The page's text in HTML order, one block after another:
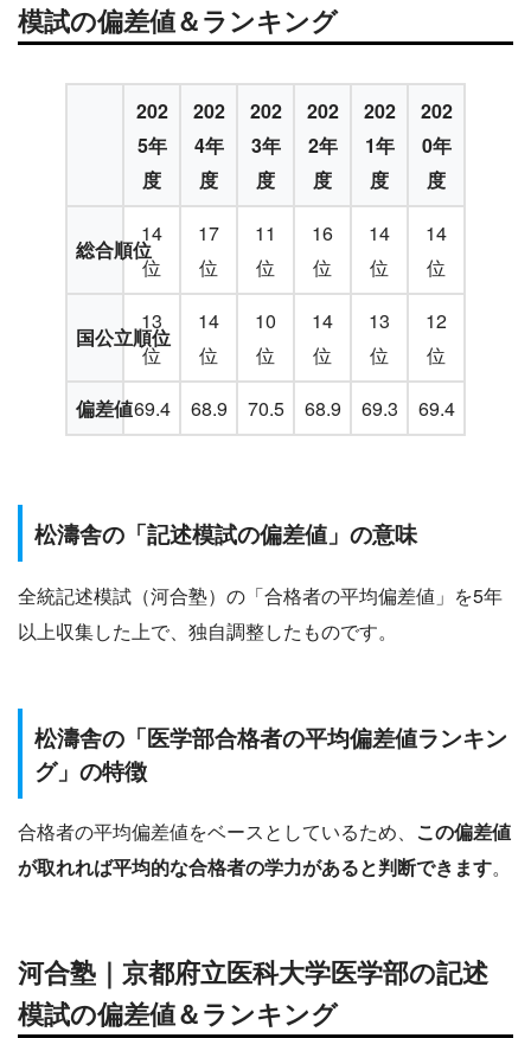
模試の偏差値＆ランキング
202
5年
度
202
4年
度
202
3年
度
202
2年
度
202
1年
度
202
0年
度
総合順位
14
位
17
位
11
位
16
位
14
位
14
位
国公立順位
13
位
14
位
10
位
14
位
13
位
12
位
偏差値69.4 68.9 70.5 68.9 69.3 69.4
松濤舎の「記述模試の偏差値」の意味
全統記述模試（河合塾）の「合格者の平均偏差値」を5年
以上収集した上で、独自調整したものです。
松濤舎の「医学部合格者の平均偏差値ランキン
グ」の特徴
合格者の平均偏差値をベースとしているため、 この偏差値
が取れれば平均的な合格者の学力があると判断できます。
河合塾｜京都府立医科大学医学部の記述
模試の偏差値＆ランキング